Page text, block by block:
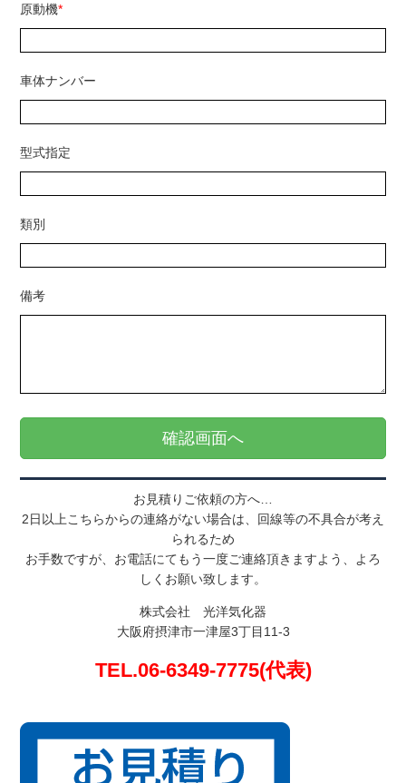
原動機*
車体ナンバー
型式指定
類別
備考
お見積りご依頼の方へ…
2日以上こちらからの連絡がない場合は、回線等の不具合が考え
られるため
お手数ですが、お電話にてもう一度ご連絡頂きますよう、よろ
しくお願い致します。
株式会社 光洋気化器
大阪府摂津市一津屋3丁目11-3
TEL.06-6349-7775(代表)